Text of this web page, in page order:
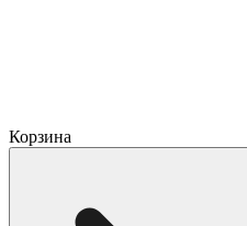
Корзина